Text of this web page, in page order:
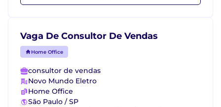
Vaga De Consultor De Vendas
Home Office
consultor de vendas
Novo Mundo Eletro
Home Office
São Paulo / SP